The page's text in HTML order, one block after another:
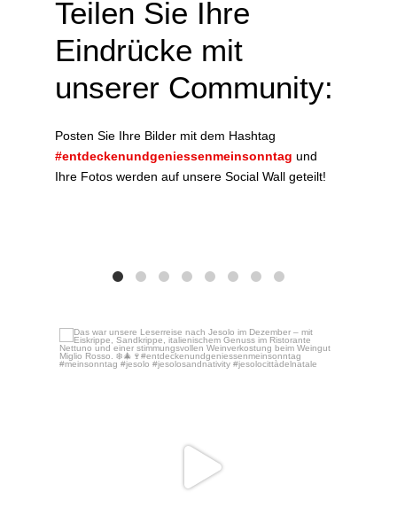
Teilen Sie Ihre
Eindrücke mit
unserer Community:
Posten Sie Ihre Bilder mit dem Hashtag
#entdeckenundgeniessenmeinsonntag und
Ihre Fotos werden auf unsere Social Wall geteilt!
Dez. 16